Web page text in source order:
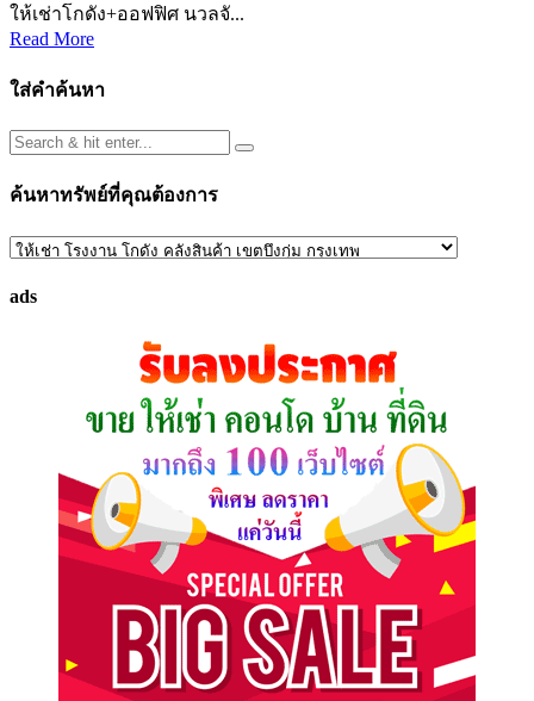
ให้เช่าโกดัง+ออฟฟิศ นวลจั...
Read More
ใส่คำค้นหา
ค้นหาทรัพย์ที่คุณต้องการ
ค้นหา
ที่
ads